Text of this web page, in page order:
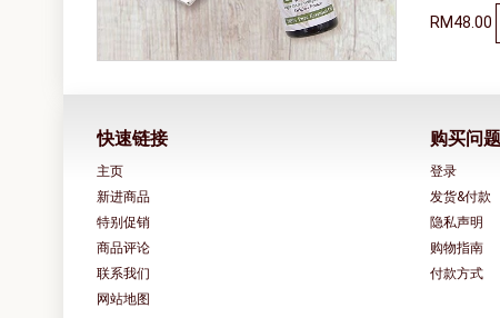
RM48.00
快速链接
主页
新进商品
特别促销
商品评论
联系我们
网站地图
购买问题
登录
发货&付款
隐私声明
购物指南
付款方式